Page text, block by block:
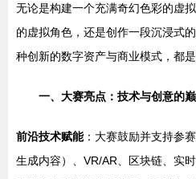
无论是构建一个充满奇幻色彩的虚
的虚拟角色，还是创作一段沉浸式
种创新的数字资产与商业模式，都
一、大赛亮点：技术与创意的
前沿技术赋能：大赛鼓励并支持参
生成内容）、VR/AR、区块链、实